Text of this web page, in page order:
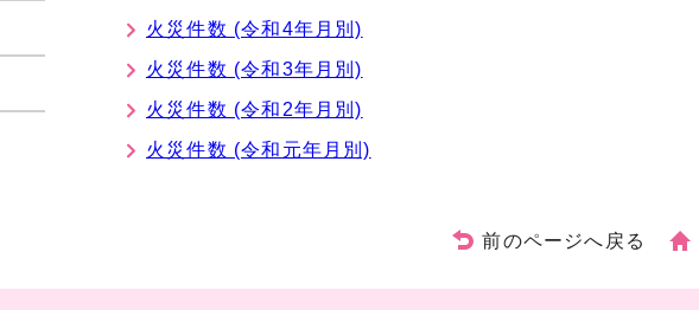
火災件数 (令和4年月別)
火災件数 (令和3年月別)
火災件数 (令和2年月別)
火災件数 (令和元年月別)
前のページへ戻る